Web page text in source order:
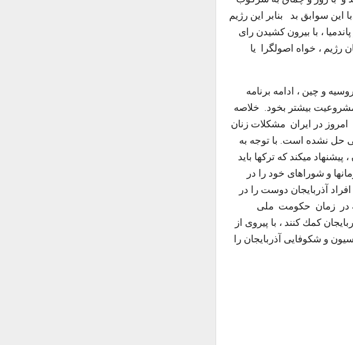
این سوابق بد بنابر این رژیم
انتخابات واقعی برگزارکند ، بلکه با آرای ساختگی و با استفاده از شایعه وسیع کووید ۱۹ و پاندمیا ، با بیرون کشیدن رای
رژیم ، خواه اصولگرا یا
و چین ، ادامه برنامه
بیشتر بخود. خلاصه
در ایران مشکلات زنان
حل نشده است. با توجه به
، پیشنهاد میکند که ترکها باید
و شوراهای خود را در
افراد آذربایجان دوست را در
که در زمان حکومت ملی
كمك كنند ، با پیروی از
و شکوفایی آذربایجان را